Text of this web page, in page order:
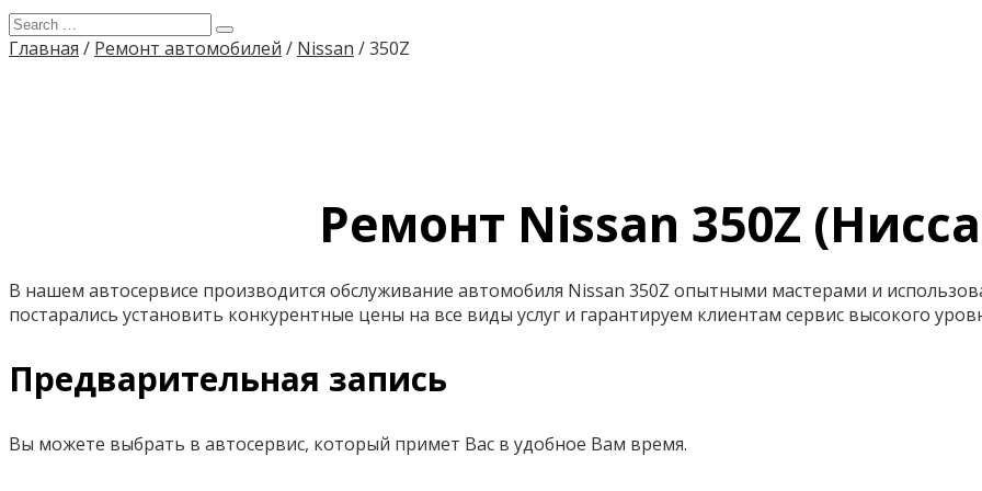
Главная / Ремонт автомобилей / Nissan /350Z
Ремонт Nissan 350Z
В нашем автосервисе производится обслуживание автомобиля Nissan 350Z опытными мастерами и
постарались установить конкурентные цены на все виды услуг и гарантируем клиентам сервис высокого
Предварительная запись
Вы можете выбрать в автосервис, который примет Вас в удобное Вам время.